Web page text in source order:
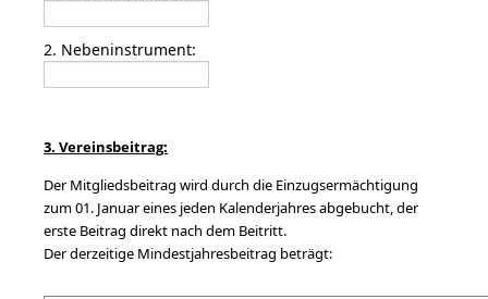
2. Nebeninstrument:
3. Vereinsbeitrag:
Der Mitgliedsbeitrag wird durch die Einzugsermächtigung
zum 01. Januar eines jeden Kalenderjahres abgebucht, der
erste Beitrag direkt nach dem Beitritt.
Der derzeitige Mindestjahresbeitrag beträgt: